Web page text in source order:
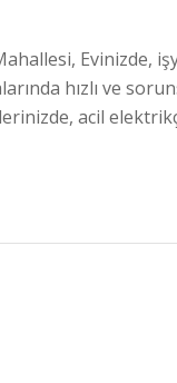
Evinizde,
hızlı ve
acil